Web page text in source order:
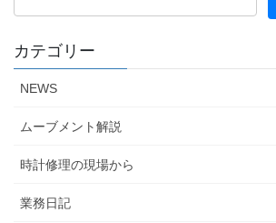
カテゴリー
NEWS
ムーブメント解説
時計修理の現場から
業務日記